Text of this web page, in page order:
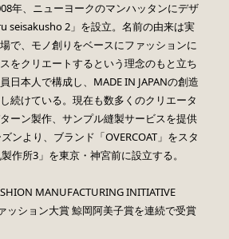
年、ニューヨークのマンハッタンにデザ
seisakusho 2」を設立。名前の由来は実
で、モノ創りをベースにファッションに
をクリエートするという理念のもと立ち
日本人で構成し、MADE IN JAPANの創造
続けている。現在も数多くのクリエータ
ーン製作、サンプル縫製サービスを提供
ンより、ブランド「OVERCOAT」をスタ
作所3」を東京・神宮前に設立する。
MANUFACTURING INITIATIVE
ッション大賞 鯨岡阿美子賞を連続で受賞